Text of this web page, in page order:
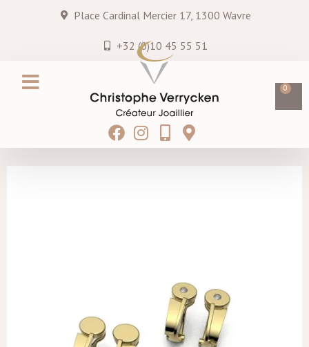
Place Cardinal Mercier 17, 1300 Wavre
+32 (0)10 45 55 51
0